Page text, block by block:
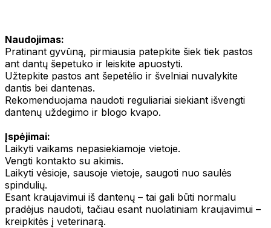
Naudojimas:
Pratinant gyvūną, pirmiausia patepkite šiek tiek pastos
ant dantų šepetuko ir leiskite apuostyti.
Užtepkite pastos ant šepetėlio ir švelniai nuvalykite
dantis bei dantenas.
Rekomenduojama naudoti reguliariai siekiant išvengti
dantenų uždegimo ir blogo kvapo.
Įspėjimai:
Laikyti vaikams nepasiekiamoje vietoje.
Vengti kontakto su akimis.
Laikyti vėsioje, sausoje vietoje, saugoti nuo saulės
spindulių.
Esant kraujavimui iš dantenų – tai gali būti normalu
pradėjus naudoti, tačiau esant nuolatiniam kraujavimui –
kreipkitės į veterinarą.